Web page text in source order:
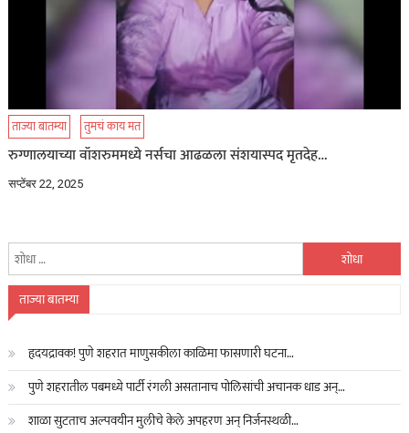
ताज्या बातम्या तुमचं काय मत
रुग्णालयाच्या वॉशरुममध्ये नर्सचा आढळला संशयास्पद मृतदेह…
सप्टेंबर 22, 2025
शोध
ताज्या बातम्या
हृदयद्रावक! पुणे शहरात माणुसकीला काळिमा फासणारी घटना…
पुणे शहरातील पबमध्ये पार्टी रंगली असतानाच पोलिसांची अचानक धाड अन्…
शाळा सुटताच अल्पवयीन मुलीचे केले अपहरण अन् निर्जनस्थळी…